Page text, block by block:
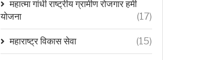
महात्मा गांधी राष्ट्रीय ग्रामीण रोजगार हमी
योजना
(17)
महाराष्ट्र विकास सेवा (15)